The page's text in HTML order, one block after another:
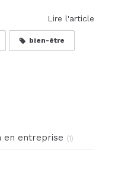
Lire l'article
bien-être
en entreprise (1)